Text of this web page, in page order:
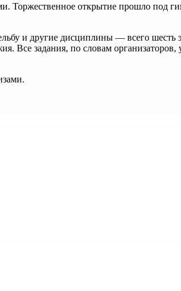
Торжественное открытие прошло под
и другие дисциплины — всего шесть
Все задания, по словам